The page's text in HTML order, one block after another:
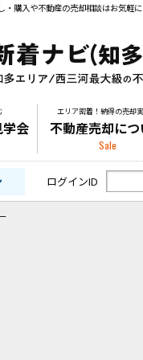
・購入や不動産の売却相談はお気軽
会
エリア密着！納得の売却
不動産売却に
Sale
ログインID